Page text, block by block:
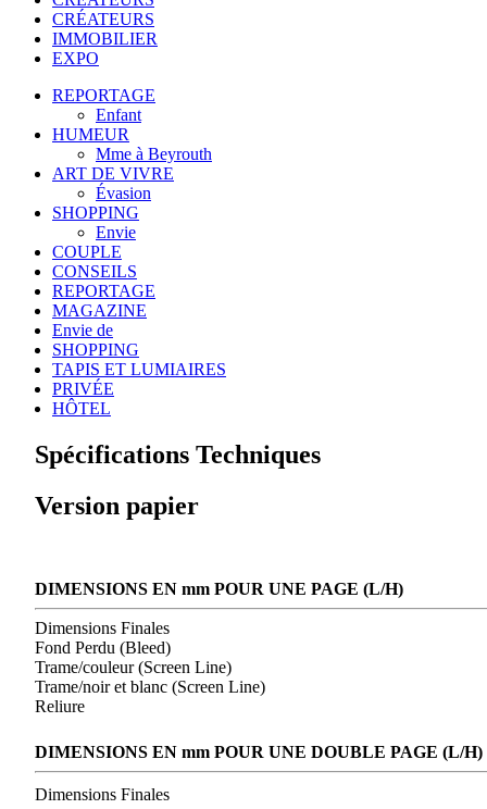
CRÉATEURS
IMMOBILIER
EXPO
REPORTAGE
Enfant
HUMEUR
Mme à Beyrouth
ART DE VIVRE
Évasion
SHOPPING
Envie
COUPLE
CONSEILS
REPORTAGE
MAGAZINE
Envie de
SHOPPING
TAPIS ET LUMIAIRES
PRIVÉE
HÔTEL
Spécifications Techniques
Version papier
DIMENSIONS EN mm POUR UNE PAGE (L/H)
Dimensions Finales
Fond Perdu (Bleed)
Trame/couleur (Screen Line)
Trame/noir et blanc (Screen Line)
Reliure
DIMENSIONS EN mm POUR UNE DOUBLE PAGE (L/H)
Dimensions Finales